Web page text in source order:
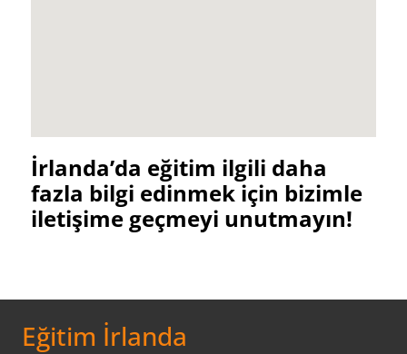
İrlanda’da eğitim ilgili daha
fazla bilgi edinmek için bizimle
iletişime geçmeyi unutmayın!
Eğitim İrlanda